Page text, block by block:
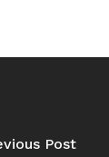
Post